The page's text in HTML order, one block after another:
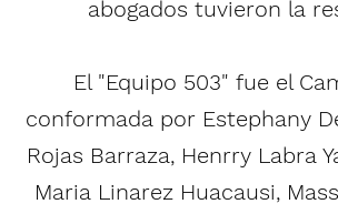
abogados tuvieron la
El "Equipo 503" fue el
conformada por Estephany
Rojas Barraza, Henrry Labra
Maria Linarez Huacausi,